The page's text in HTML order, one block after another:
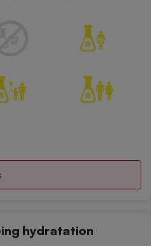
hydratation